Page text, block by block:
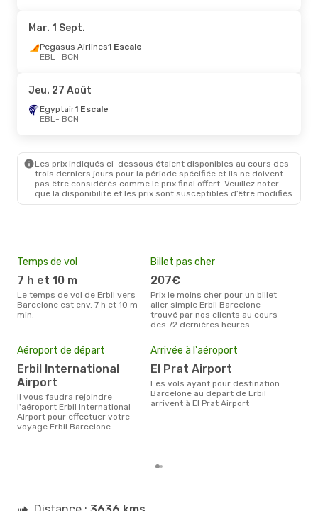
Mar. 1 Sept.
Pegasus Airlines1 Escale
EBL- BCN
Jeu. 27 Août
Egyptair1 Escale
EBL- BCN
Les prix indiqués ci-dessous étaient disponibles au cours des
trois derniers jours pour la période spécifiée et ils ne doivent
pas être considérés comme le prix final offert. Veuillez noter
que la disponibilité et les prix sont susceptibles d’être modifiés.
Temps de vol
7 h et 10 m
Le temps de vol de Erbil vers
Barcelone est env. 7 h et 10 m
min.
Billet pas cher
207€
Prix le moins cher pour un billet
aller simple Erbil Barcelone
trouvé par nos clients au cours
des 72 dernières heures
Aéroport de départ
Erbil International
Airport
Il vous faudra rejoindre
l'aéroport Erbil International
Airport pour effectuer votre
voyage Erbil Barcelone.
Arrivée à l'aéroport
El Prat Airport
Les vols ayant pour destination
Barcelone au depart de Erbil
arrivent à El Prat Airport